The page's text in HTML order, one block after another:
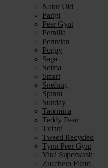
Natur Uld
Parigi
Peer Gynt
Pernilla
Peruvian
Poppy
Saga
Selma
Smart
Snefnug
Spinni
Sunday
Taormina
Teddy Dear
Tvinni
Tweed Recycled
Tynn Peer Gynt
Vital Superwash
Zucchero Filato